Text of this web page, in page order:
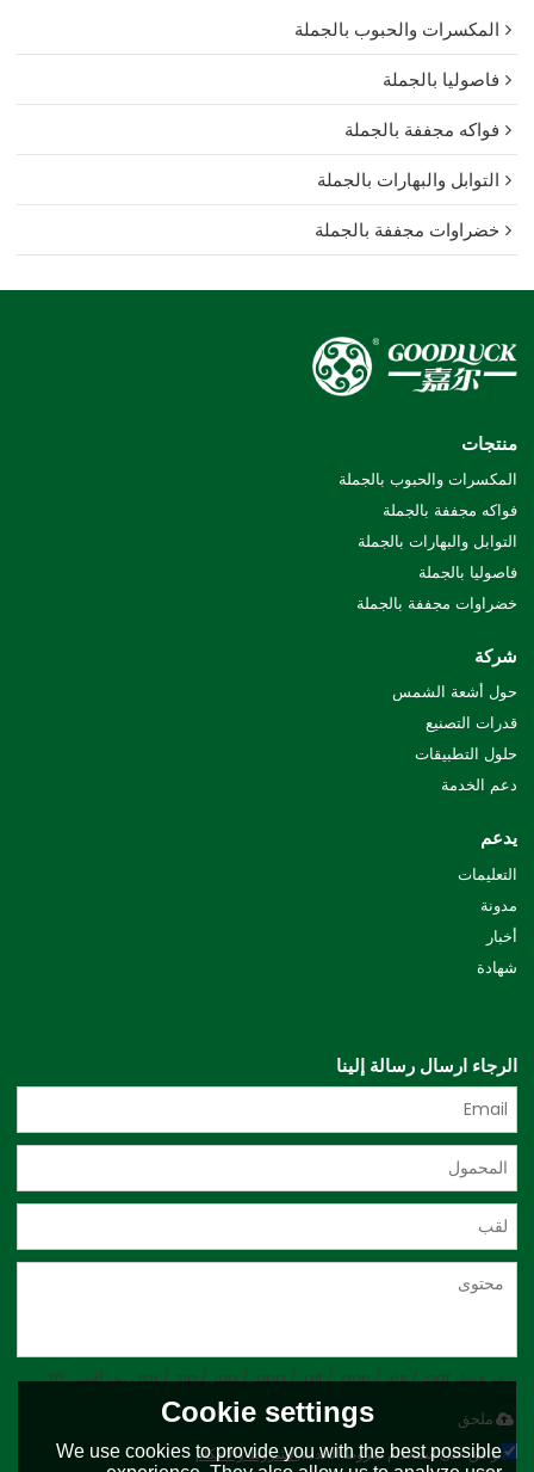
المكسرات والحبوب بالجملة
فاصوليا بالجملة
فواكه مجففة بالجملة
التوابل والبهارات بالجملة
خضراوات مجففة بالجملة
منتجات
المكسرات والحبوب بالجملة
فواكه مجففة بالجملة
التوابل والبهارات بالجملة
فاصوليا بالجملة
خضراوات مجففة بالجملة
شركة
حول أشعة الشمس
قدرات التصنيع
حلول التطبيقات
دعم الخدمة
يدعم
التعليمات
مدونة
أخبار
شهادة
الرجاء ارسال رسالة إلينا
يدعم فقط .rar / .zip / .jpg / .png / .gif / .doc / .xls / .pdf ، بحد أقصى 20
ملحق
توافق على استخدام شروط الخدمة,الشروط والاحكام
Cookie settings
We use cookies to provide you with the best possible